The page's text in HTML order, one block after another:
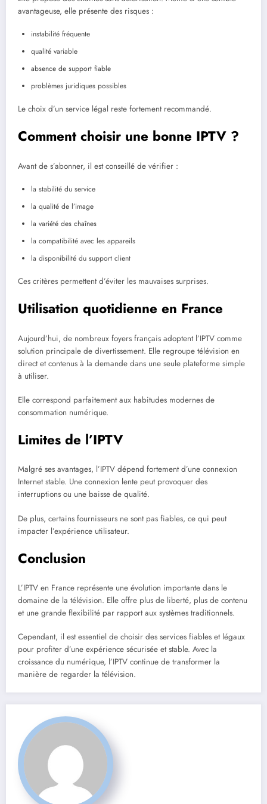
avantageuse, elle présente des risques :
instabilité fréquente
qualité variable
absence de support fiable
problèmes juridiques possibles
Le choix d’un service légal reste fortement recommandé.
Comment choisir une bonne IPTV ?
Avant de s’abonner, il est conseillé de vérifier :
la stabilité du service
la qualité de l’image
la variété des chaînes
la compatibilité avec les appareils
la disponibilité du support client
Ces critères permettent d’éviter les mauvaises surprises.
Utilisation quotidienne en France
Aujourd’hui, de nombreux foyers français adoptent l’IPTV comme
solution principale de divertissement. Elle regroupe télévision en
direct et contenus à la demande dans une seule plateforme simple
à utiliser.
Elle correspond parfaitement aux habitudes modernes de
consommation numérique.
Limites de l’IPTV
Malgré ses avantages, l’IPTV dépend fortement d’une connexion
Internet stable. Une connexion lente peut provoquer des
interruptions ou une baisse de qualité.
De plus, certains fournisseurs ne sont pas fiables, ce qui peut
impacter l’expérience utilisateur.
Conclusion
L’IPTV en France représente une évolution importante dans le
domaine de la télévision. Elle offre plus de liberté, plus de contenu
et une grande flexibilité par rapport aux systèmes traditionnels.
Cependant, il est essentiel de choisir des services fiables et légaux
pour profiter d’une expérience sécurisée et stable. Avec la
croissance du numérique, l’IPTV continue de transformer la
manière de regarder la télévision.